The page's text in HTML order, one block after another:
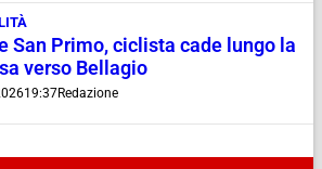
San Primo, ciclista cade lungo la
verso Bellagio
19:37Redazione